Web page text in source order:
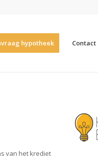
hypotheek Contact
van het krediet